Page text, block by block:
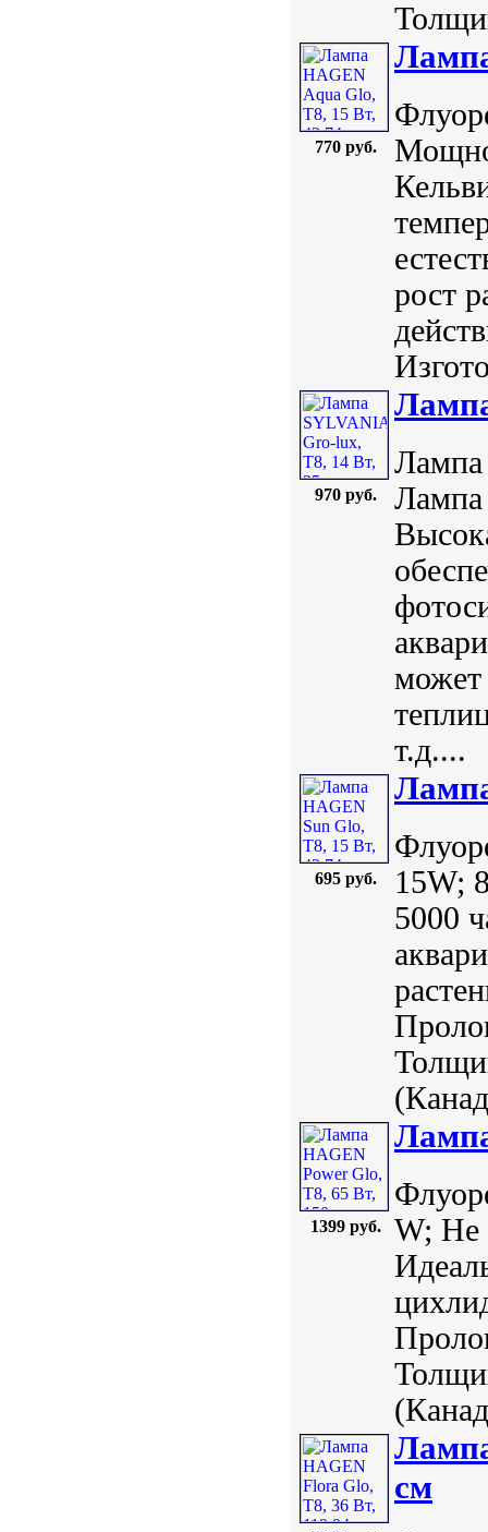
770 руб.
рост
970 руб.
Лампа
Лампа
может
т.д....
695 руб.
15W;
5000
1399 руб.
W; Не
см